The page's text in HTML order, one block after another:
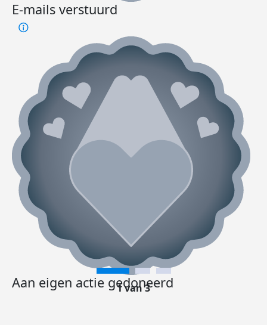
E-mails verstuurd
Aan eigen actie gedoneerd
1 van 3